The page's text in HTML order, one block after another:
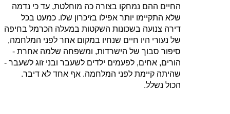
החיים ההם נמחקו בצורה כה מוחלטת, עד כי נדמה
שלא התקיימו יותר אפילו בזיכרון שלו. כמעט בכל
דירה צנועה בשכונות השקטות במעלה הכרמל בחיפה
של נעורי היו חיים שנחיו במקום אחר לפני המלחמה,
סיפור סבוך של הישרדות, ומשפחה שלמה אחרת ‑
הורים, אחים, לפעמים ילדים לשעבר ובני זוג לשעבר ‑
שהיתה קיימת לפני המלחמה. אף אחד לא דיבר.
הכול נשלל.